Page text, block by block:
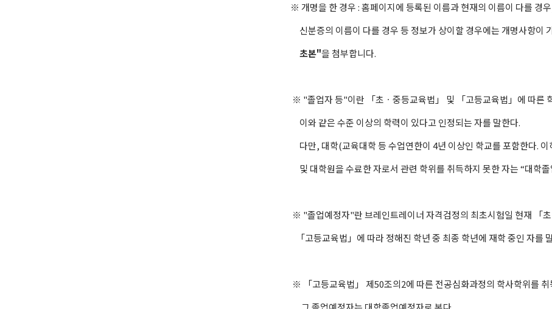
※ 개명을 한 경우 : 홈페이지에 등록된 이름과 현재의 이름이 다를 경
신분증의 이름이 다를 경우 등 정보가 상이할 경우에는 개명사항이
초본"을 첨부합니다.
※ "졸업자 등"이란 「초ㆍ중등교육법」 및 「고등교육법」에 따른
이와 같은 수준 이상의 학력이 있다고 인정되는 자를 말한다.
다만, 대학(교육대학 등 수업연한이 4년 이상인 학교를 포함한다. 이
및 대학원을 수료한 자로서 관련 학위를 취득하지 못한 자는 “대학졸
※ "졸업예정자"란 브레인트레이너 자격검정의 최초시험일 현재 「
「고등교육법」에 따라 정해진 학년 중 최종 학년에 재학 중인 자를
※ 「고등교육법」 제50조의2에 따른 전공심화과정의 학사학위를 취